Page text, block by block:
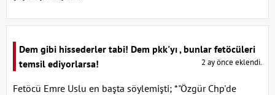
Dem gibi hissederler tabi! Dem pkk'yı , bunlar fetöcüleri
temsil ediyorlarsa!
2 ay önce eklendi.
Fetöcü Emre Uslu en başta söylemişti; *"Özgür Chp'de